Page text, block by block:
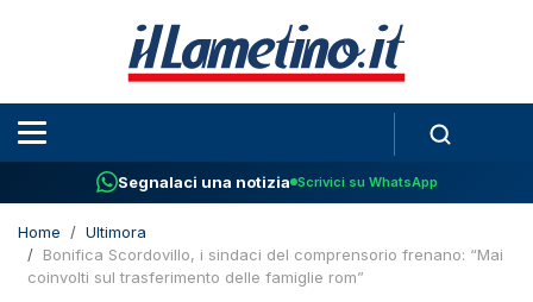
Segnalaci una notizia Scrivici su WhatsApp
Home
Ultimora
Bonifica Scordovillo, i sindaci del comprensorio frenano: “Mai
coinvolti sul trasferimento delle famiglie rom”